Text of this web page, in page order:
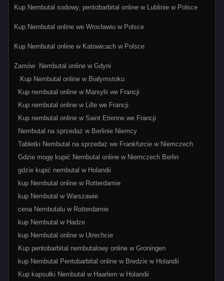
Kup Nembutal sodowy, pentobarbital online w Lublinie w Polsce
Kup Nembutal online we Wrocławiu w Polsce
Kup Nembutal online w Katowicach w Polsce
Zamów Nembutal online w Gdyni
Kup Nembutal online w Białymstoku
Kup nembutal online w Marsylii we Francji
Kup nembutal online w Lille we Francji
Kup nembutal online w Saint Etienne we Francji
Nembutal na sprzedaż w Berlinie Niemcy
Tabletki Nembutal na sprzedaż we Frankfurcie w Niemczech
Gdzie mogę kupić Nembutal online w Niemczech Berlin
gdzie kupić nembutal w Holandii
kup Nembutal online w Rotterdamie
kup Nembutal w Warszawie
cena Nembutalu w Rotterdamie
kup Nembutal w Hadze
kup Nembutal online w Utrechcie
Kup pentobarbital nembutalowy online w Groningen
kup Nembutal Pentobarbital online w Bredzie w Holandii
Kup kapsułki Nembutal w Haarlem w Holandii